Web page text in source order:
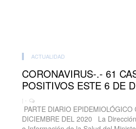
ACTUALIDAD
CORONAVIRUS-.- 61
POSITIVOS ESTE 6 DE
| -
PARTE DIARIO
DICIEMBRE DEL 2020 La